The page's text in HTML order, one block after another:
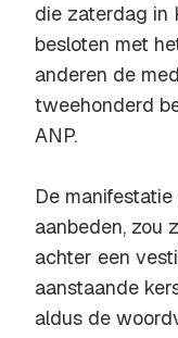
die zaterdag in
besloten met
anderen de
tweehonderd
ANP.
De
aanbeden, zou
achter een
aanstaande
aldus de